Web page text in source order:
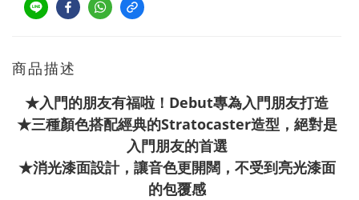
商品描述
★入門的朋友有福啦！Debut專為入門朋友打造
★三種顏色搭配經典的Stratocaster造型，絕對是
入門朋友的首選
★消光漆面設計，讓音色更開闊，不受到亮光漆面
的包覆感